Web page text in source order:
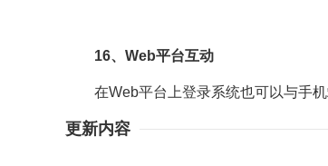
16、Web平台互动
在Web平台上登录系统也可以与手机
更新内容